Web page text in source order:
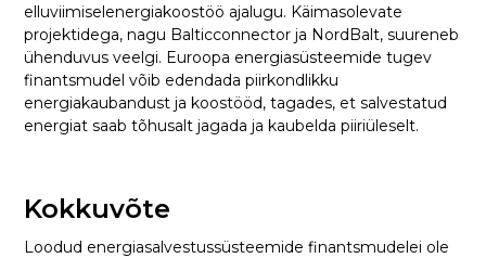
elluviimiselenergiakoostöö ajalugu. Käimasolevate
projektidega, nagu Balticconnector ja NordBalt, suureneb
ühenduvus veelgi. Euroopa energiasüsteemide tugev
finantsmudel võib edendada piirkondlikku
energiakaubandust ja koostööd, tagades, et salvestatud
energiat saab tõhusalt jagada ja kaubelda piiriüleselt.
Kokkuvõte
Loodud energiasalvestussüsteemide finantsmudelei ole